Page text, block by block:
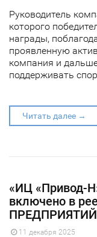
Руководитель
которого
награды,
проявленную
компания и
поддерживать
Читать далее →
«ИЦ «Привод-
включено в
11 декабря 2025